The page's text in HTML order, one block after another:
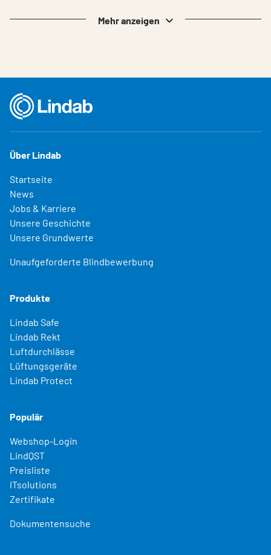
Mehr anzeigen
Über Lindab
Startseite
News
Jobs & Karriere
Unsere Geschichte
Unsere Grundwerte
Unaufgeforderte Blindbewerbung
Produkte
Lindab Safe
Lindab Rekt
Luftdurchlässe
Lüftungsgeräte
Lindab Protect
Populär
Webshop-Login
LindQST
Preisliste
ITsolutions
Zertifikate
Dokumentensuche